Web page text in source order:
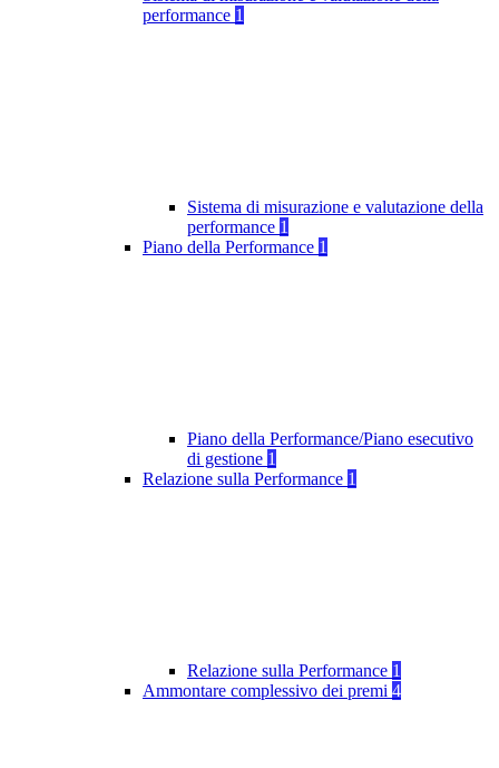
performance 1
Sistema di misurazione e valutazione della
performance 1
Piano della Performance 1
Piano della Performance/Piano esecutivo
di gestione 1
Relazione sulla Performance 1
Relazione sulla Performance 1
Ammontare complessivo dei premi 4